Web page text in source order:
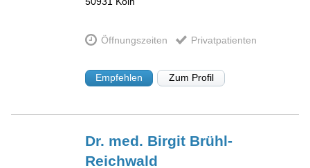
Öffnungszeiten Privatpatienten
Empfehlen Zum Profil
Dr. med. Birgit Brühl-
Reichwald